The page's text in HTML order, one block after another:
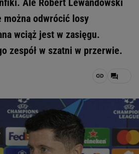
Ale Robert Lewandowski
można odwrócić losy
wciąż jest w zasięgu.
zespół w szatni w przerwie.